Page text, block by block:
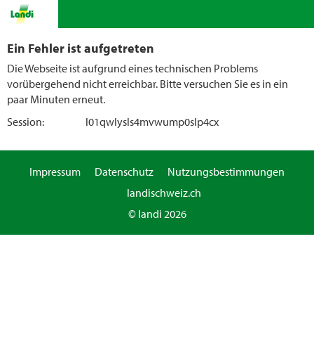
Ein Fehler ist aufgetreten
Die Webseite ist aufgrund eines technischen Problems
vorübergehend nicht erreichbar. Bitte versuchen Sie es in ein
paar Minuten erneut.
Session:
l01qwlysls4mvwump0slp4cx
Impressum Datenschutz
Nutzungsbestimmungen
landischweiz.ch
© landi 2026